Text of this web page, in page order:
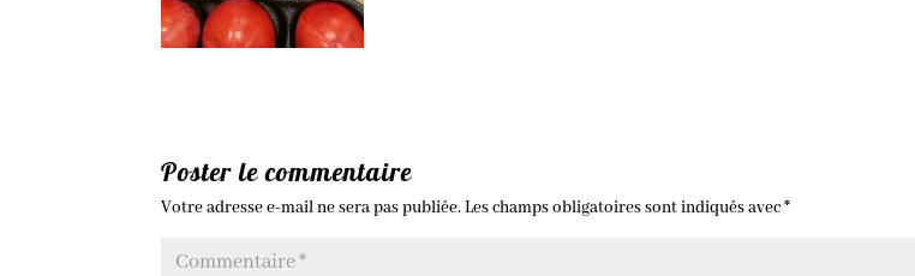
Poster le commentaire
Votre adresse e-mail ne sera pas publiée.Les champs obligatoires sont indiqués avec*